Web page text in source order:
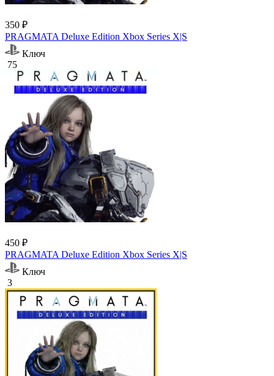
350 ₽
PRAGMATA Deluxe Edition Xbox Series X|S
Ключ
75
450 ₽
PRAGMATA Deluxe Edition Xbox Series X|S
Ключ
3